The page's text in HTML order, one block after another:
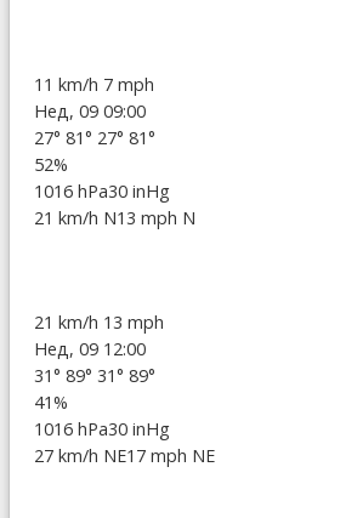
11 km/h 7 mph
Нед, 09 09:00
27° 81° 27° 81°
52%
1016 hPa30 inHg
21 km/h N13 mph N
21 km/h 13 mph
Нед, 09 12:00
31° 89° 31° 89°
41%
1016 hPa30 inHg
27 km/h NE17 mph NE